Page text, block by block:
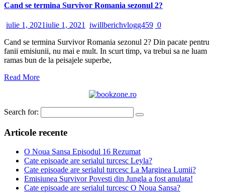
Cand se termina Survivor Romania sezonul 2?
iulie 1, 2021iulie 1, 2021 iwillberichvlogg459 0
Cand se termina Survivor Romania sezonul 2? Din pacate pentru
fanii emisiunii, nu mai e mult. In scurt timp, va trebui sa ne luam
ramas bun de la peisajele superbe,
Read More
Search for:
Articole recente
O Noua Sansa Episodul 16 Rezumat
Cate episoade are serialul turcesc Leyla?
Cate episoade are serialul turcesc La Marginea Lumii?
Emisiunea Survivor Povesti din Jungla a fost anulata!
Cate episoade are serialul turcesc O Noua Sansa?